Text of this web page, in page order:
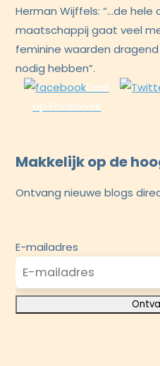
Herman Wijffels: “…de hele
maatschappij gaat veel
feminine waarden
nodig hebben”.
Deel
op Facebook
Makkelijk op de
Ontvang nieuwe blogs
E-mailadres